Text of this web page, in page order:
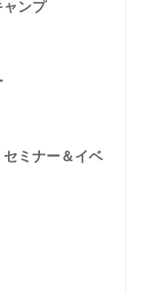
ャンプ
ミナー＆イベ